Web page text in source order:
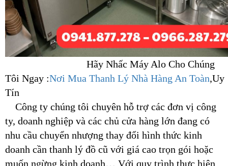
Hãy Nhấc Máy Alo Cho Chúng
Tôi Ngay :Nơi Mua Thanh Lý Nhà Hàng An Toàn,Uy
Tín
Công ty chúng tôi chuyên hỗ trợ các đơn vị công
ty, doanh nghiệp và các chủ cửa hàng lớn đang có
nhu cầu chuyển nhượng thay đổi hình thức kinh
doanh cần thanh lý đồ cũ với giá cao trọn gói hoặc
muốn ngừng kinh doanh… Với quy trình thực hiện